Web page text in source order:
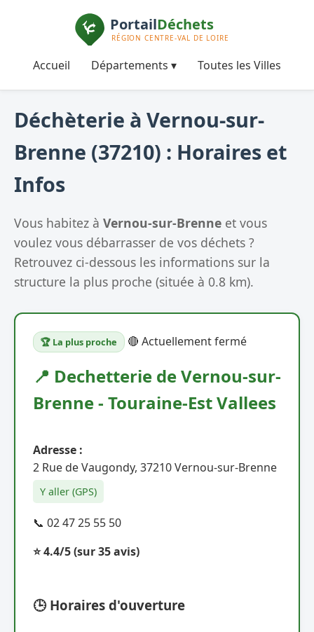
Accueil Départements ▾ Toutes les Villes
Déchèterie à Vernou-sur-
Brenne (37210) : Horaires et
Infos
Vous habitez à Vernou-sur-Brenne et vous
voulez vous débarrasser de vos déchets ?
Retrouvez ci-dessous les informations sur la
structure la plus proche (située à 0.8 km).
🏆 La plus proche 🔴 Actuellement fermé
📍 Dechetterie de Vernou-sur-
Brenne - Touraine-Est Vallees
Adresse :
2 Rue de Vaugondy, 37210 Vernou-sur-Brenne
Y aller (GPS)
📞 02 47 25 55 50
⭐ 4.4/5(sur 35 avis)
🕒 Horaires d'ouverture